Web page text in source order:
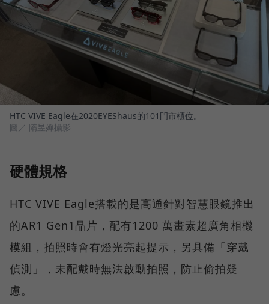
HTC VIVE Eagle在2020EYEShaus的101門市櫃位。
圖／ 隋昱嬋攝影
硬體規格
HTC VIVE Eagle搭載的是高通針對智慧眼鏡推出
的AR1 Gen1晶片，配有1200 萬畫素超廣角相機
模組，拍照時會有燈光亮起提示，另具備「穿戴
偵測」，未配戴時無法啟動拍照，防止偷拍疑
慮。